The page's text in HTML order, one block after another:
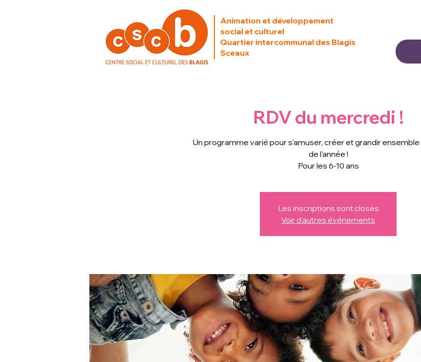
Animation et développement
social et culturel
Quartier intercommunal des Blagis
Sceaux
RDV du mercredi !
Un programme varié pour s’amuser, créer et grandir
de l’année !
Pour les 6-10 ans
Les inscriptions sont closes
Voir d'autres événements